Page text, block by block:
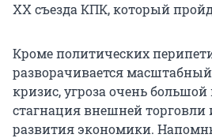
XX съезда КПК, который
Кроме политических
разворачивается
кризис, угроза очень
стагнация внешней
развития экономики.